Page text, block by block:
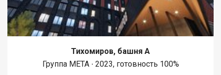
Тихомиров, башня А
Группа МЕТА ∙ 2023, готовность 100%